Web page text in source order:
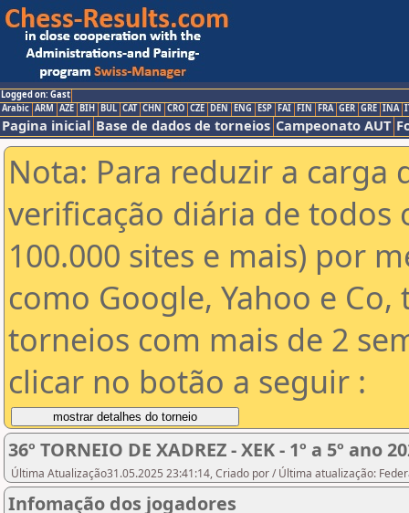
Logged on: Gast
Arabic ARM AZE BIH BUL CAT CHN CRO CZE DEN ENG ESP FAI FIN FRA GER GRE INA
Pagina inicial Base de dados de torneios Campeonato AUT
Nota: Para reduzir a carga
verificação diária de todos
100.000 sites e mais) por
como Google, Yahoo e
torneios com mais de 2
clicar no botão a seguir :
36º TORNEIO DE XADREZ - XEK - 1º a 5º ano
Última Atualização31.05.2025 23:41:14, Criado por / Última atualização:
Infomação dos jogadores